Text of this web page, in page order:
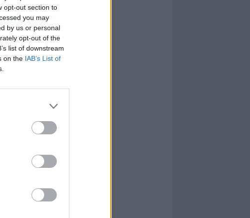
opt-out section to
you may
by us or personal
opt-out of the
list of downstream
on the IAB’s List of